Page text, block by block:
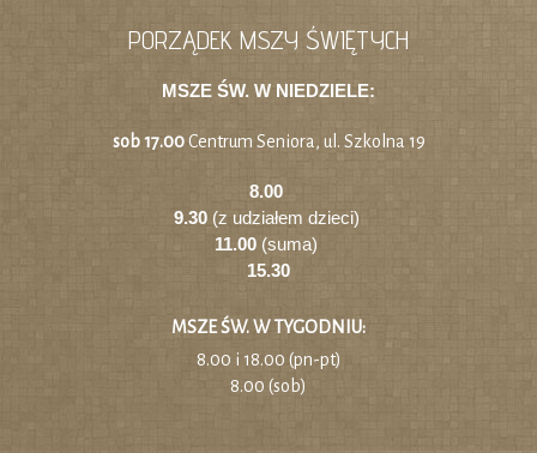
PORZĄDEK MSZY ŚWIĘTYCH
MSZE ŚW. W NIEDZIELE:
sob 17.00Centrum Seniora, ul. Szkolna 19
8.00
9.30(z udziałem dzieci)
11.00 (suma)
15.30
MSZE ŚW. W TYGODNIU:
8.00 i 18.00 (pn-pt)
8.00 (sob)